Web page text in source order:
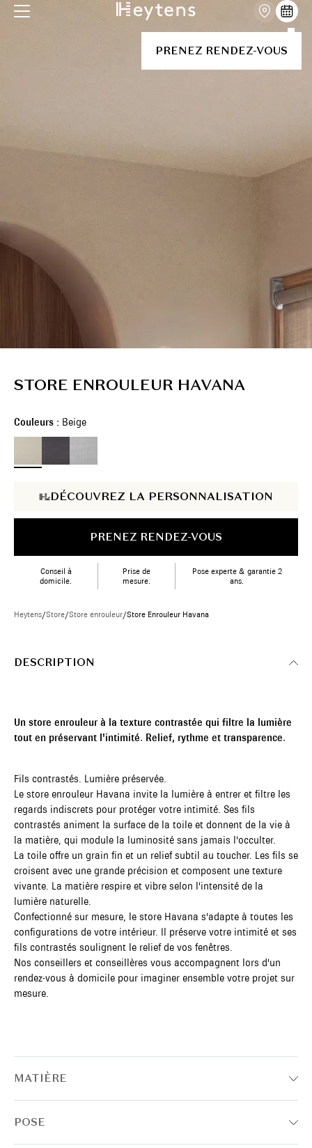
PRENEZ RENDEZ-VOUS
STORE ENROULEUR HAVANA
Couleurs : Beige
DÉCOUVREZ LA PERSONNALISATION
PRENEZ RENDEZ-VOUS
Conseil à
domicile.
Prise de
mesure.
Pose experte & garantie 2
ans.
Heytens/Store/Store enrouleur/Store Enrouleur Havana
DESCRIPTION
Un store enrouleur à la texture contrastée qui filtre la lumière
tout en préservant l'intimité. Relief, rythme et transparence.
Fils contrastés. Lumière préservée.
Le store enrouleur Havana invite la lumière à entrer et filtre les
regards indiscrets pour protéger votre intimité. Ses fils
contrastés animent la surface de la toile et donnent de la vie à
la matière, qui module la luminosité sans jamais l'occulter.
La toile offre un grain fin et un relief subtil au toucher. Les fils se
croisent avec une grande précision et composent une texture
vivante. La matière respire et vibre selon l'intensité de la
lumière naturelle.
Confectionné sur mesure, le store Havana s'adapte à toutes les
configurations de votre intérieur. Il préserve votre intimité et ses
fils contrastés soulignent le relief de vos fenêtres.
Nos conseillers et conseillères vous accompagnent lors d'un
rendez-vous à domicile pour imaginer ensemble votre projet sur
mesure.
MATIÈRE
POSE